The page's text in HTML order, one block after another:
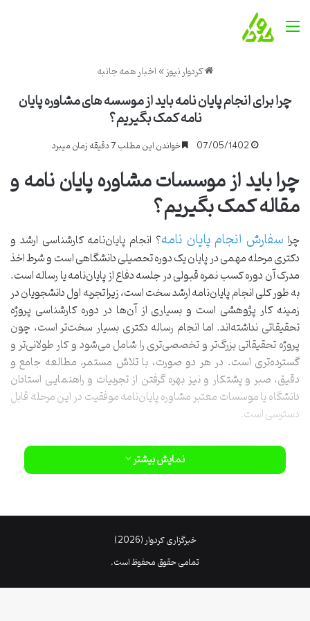
منو
کردوار نیوز»اخبار همه جانبه
چرا برای انجام پایان نامه باید از موسسه های مشاوره پایان
نامه کمک بگیریم؟
07/05/1402 خواندن این مطلب 7 دقیقه زمان میبرد
چرا باید از موسسات مشاوره پایان نامه و
مقاله کمک بگیریم؟
چرا سفارش انجام پایان نامه؟ انجام پایان‌نامه کارشناسی ارشد و
دکتری مرحله مهمی در پایان یک دوره تحصیلی دانشگاهی است و شرط اخذ
مدرک آن دوره کسب نمره قبولی در جلسه دفاع از پایان‌نامه یا رساله است.
به طور کلی انجام پایان‌نامه ارشد سخت است، زیرا تجربه اول دانشجویان در
زمینه کار پژوهشی است و بسیاری از آن‌ها در دوره کارشناسی پروژه
تحقیقاتی نداشته‌اند. اما انجام رساله دکتری بسیار سخت‌تر است، چون
پروژه تحقیقاتی بزرگ‌تر و تخصصی‌تری را شامل می‌شود و کار طولانی‌تر و
گسترده‌تری است. در هر دو صورت، با تلاش مستمر، مطالعه جامع و
دقیق، صبر و پشتکار و نیز بهره گرفتن از تجربیات و راهنمایی استادان
دانشگاه یا موسسات معتبر مشاوره پایان‌نامه موفقیت در این مرحله قابل
دسترسی است.
نمایش بیشتر
خبرگزاری کردوار (2026)
تمامی حقوق محفوظ است.